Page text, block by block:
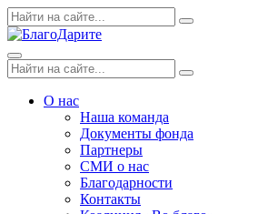
Skip
to
Поиск
по:
Search
Menu
Поиск
по:
Search
О нас
Наша команда
Документы фонда
Партнеры
СМИ о нас
Благодарности
Контакты